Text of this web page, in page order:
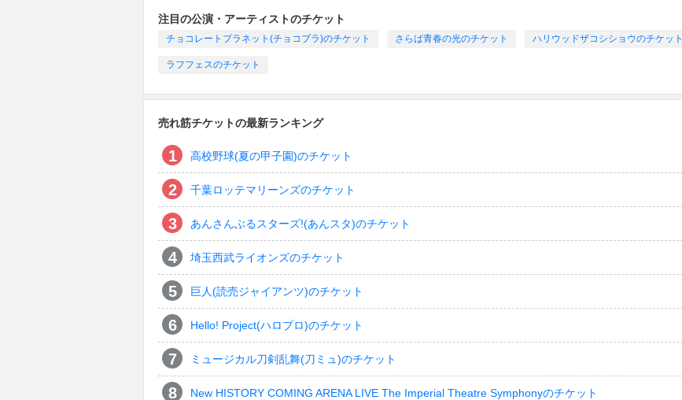
注目の公演・アーティストのチケット
チョコレートプラネット(チョコプラ)のチケット さらば青春の光のチケット ハリウッドザコシショウのチケット
ラフフェスのチケット
売れ筋チケットの最新ランキング
高校野球(夏の甲子園)のチケット
千葉ロッテマリーンズのチケット
あんさんぶるスターズ!(あんスタ)のチケット
埼玉西武ライオンズのチケット
巨人(読売ジャイアンツ)のチケット
Hello! Project(ハロプロ)のチケット
ミュージカル刀剣乱舞(刀ミュ)のチケット
New HISTORY COMING ARENA LIVE The Imperial Theatre Symphonyのチケット